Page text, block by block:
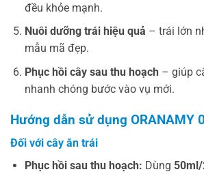
đều khỏe mạnh.
Nuôi dưỡng trái hiệu quả – trái lớn
mẫu mã đẹp.
Phục hồi cây sau thu hoạch – giúp
nhanh chóng bước vào vụ mới.
Hướng dẫn sử dụng ORANAMY
Đối với cây ăn trái
Phục hồi sau thu hoạch: Dùng